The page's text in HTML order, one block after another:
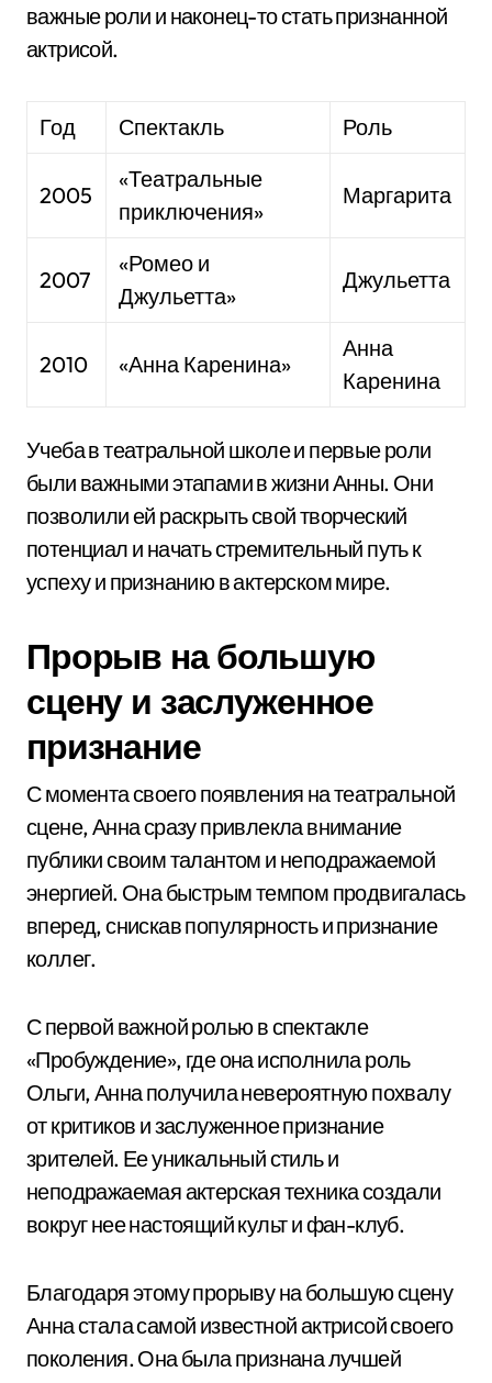
важные роли и наконец-то стать признанной
актрисой.
Год Спектакль Роль
2005
«Театральные
приключения»
Маргарита
2007
«Ромео и
Джульетта»
Джульетта
2010 «Анна Каренина»
Анна
Каренина
Учеба в театральной школе и первые роли
были важными этапами в жизни Анны. Они
позволили ей раскрыть свой творческий
потенциал и начать стремительный путь к
успеху и признанию в актерском мире.
Прорыв на большую
сцену и заслуженное
признание
С момента своего появления на театральной
сцене, Анна сразу привлекла внимание
публики своим талантом и неподражаемой
энергией. Она быстрым темпом продвигалась
вперед, снискав популярность и признание
коллег.
С первой важной ролью в спектакле
«Пробуждение», где она исполнила роль
Ольги, Анна получила невероятную похвалу
от критиков и заслуженное признание
зрителей. Ее уникальный стиль и
неподражаемая актерская техника создали
вокруг нее настоящий культ и фан-клуб.
Благодаря этому прорыву на большую сцену
Анна стала самой известной актрисой своего
поколения. Она была признана лучшей